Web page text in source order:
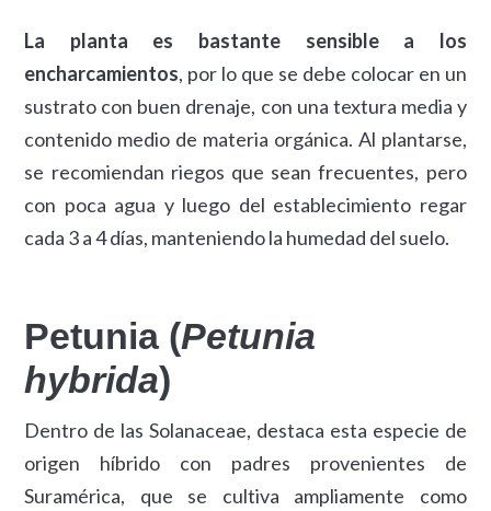
La planta es bastante sensible a los
encharcamientos, por lo que se debe colocar en un
sustrato con buen drenaje, con una textura media y
contenido medio de materia orgánica. Al plantarse,
se recomiendan riegos que sean frecuentes, pero
con poca agua y luego del establecimiento regar
cada 3 a 4 días, manteniendo la humedad del suelo.
Petunia (Petunia
hybrida)
Dentro de las Solanaceae, destaca esta especie de
origen híbrido con padres provenientes de
Suramérica, que se cultiva ampliamente como